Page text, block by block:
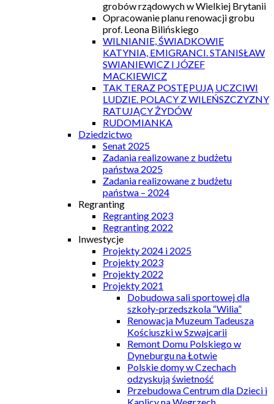
grobów rządowych w Wielkiej Brytanii
Opracowanie planu renowacji grobu
prof. Leona Bilińskiego
WILNIANIE, ŚWIADKOWIE
KATYNIA, EMIGRANCI. STANISŁAW
SWIANIEWICZ I JÓZEF
MACKIEWICZ
TAK TERAZ POSTĘPUJĄ UCZCIWI
LUDZIE. POLACY Z WILEŃSZCZYZNY
RATUJĄCY ŻYDÓW
RUDOMIANKA
Dziedzictwo
Senat 2025
Zadania realizowane z budżetu
państwa 2025
Zadania realizowane z budżetu
państwa – 2024
Regranting
Regranting 2023
Regranting 2022
Inwestycje
Projekty 2024 i 2025
Projekty 2023
Projekty 2022
Projekty 2021
Dobudowa sali sportowej dla
szkoły-przedszkola “Wilia”
Renowacja Muzeum Tadeusza
Kościuszki w Szwajcarii
Remont Domu Polskiego w
Dyneburgu na Łotwie
Polskie domy w Czechach
odzyskują świetność
Przebudowa Centrum dla Dzieci i